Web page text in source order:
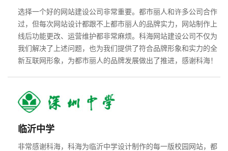
选择一个好的网站建设公司非常重要。都市丽人和许多公司合作
过，但每次网站设计都跟不上都市丽人的品牌实力，网站制作上
线后功能更改、运营维护都非常麻烦。科海网站建设公司不仅为
我们解决了上述问题，也为我们提供了符合品牌形象和实力的全
新互联网形象，为都市丽人的品牌发展做出了推进，感谢科海！
临沂中学
非常感谢科海，科海为临沂中学设计制作的每一版校园网站，都